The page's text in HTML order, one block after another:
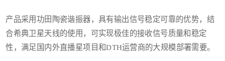
产品采用功田陶瓷谐振器，具有输出信号稳定可靠的优势，结
合希典卫星天线的使用，可实现极佳的接收信号质量和稳定
性，满足国内外直播星项目和DTH运营商的大规模部署需要。